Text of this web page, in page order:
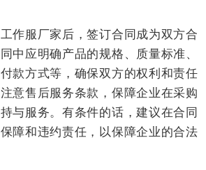
作服厂家后，签订合同成为双方合
中应明确产品的规格、质量标准、
款方式等，确保双方的权利和责任
意售后服务条款，保障企业在采购
与服务。有条件的话，建议在合同
障和违约责任，以保障企业的合法